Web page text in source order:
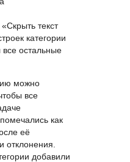
текст
категории
все остальные
можно
все
как
её
отклонения.
добавили